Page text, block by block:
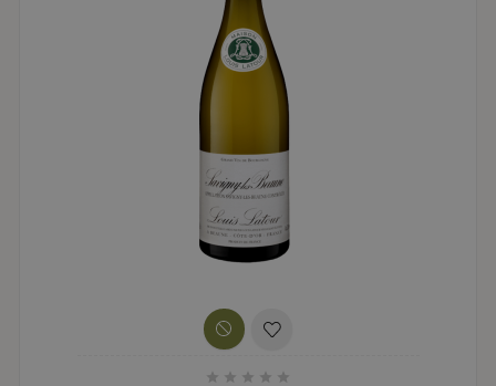
    